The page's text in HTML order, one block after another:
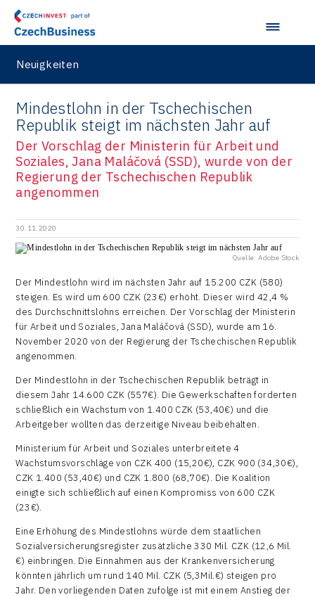
Neuigkeiten
Mindestlohn in der Tschechischen
Republik steigt im nächsten Jahr auf
Der Vorschlag der Ministerin für Arbeit und
Soziales, Jana Maláčová (SSD), wurde von der
Regierung der Tschechischen Republik
angenommen
30.11.2020
Quelle: Adobe Stock
Der Mindestlohn wird im nächsten Jahr auf 15.200 CZK (580)
steigen. Es wird um 600 CZK (23€) erhöht. Dieser wird 42,4 %
des Durchschnittslohns erreichen. Der Vorschlag der Ministerin
für Arbeit und Soziales, Jana Maláčová (SSD), wurde am 16.
November 2020 von der Regierung der Tschechischen Republik
angenommen.
Der Mindestlohn in der Tschechischen Republik beträgt in
diesem Jahr 14.600 CZK (557€). Die Gewerkschaften forderten
schließlich ein Wachstum von 1.400 CZK (53,40€) und die
Arbeitgeber wollten das derzeitige Niveau beibehalten.
Ministerium für Arbeit und Soziales unterbreitete 4
Wachstumsvorschläge von CZK 400 (15,20€), CZK 900 (34,30€),
CZK 1.400 (53,40€) und CZK 1.800 (68,70€). Die Koalition
einigte sich schließlich auf einen Kompromiss von 600 CZK
(23€).
Eine Erhöhung des Mindestlohns würde dem staatlichen
Sozialversicherungsregister zusätzliche 330 Mil. CZK (12,6 Mil.
€) einbringen. Die Einnahmen aus der Krankenversicherung
könnten jährlich um rund 140 Mil. CZK (5,3Mil.€) steigen pro
Jahr. Den vorliegenden Daten zufolge ist mit einem Anstieg der